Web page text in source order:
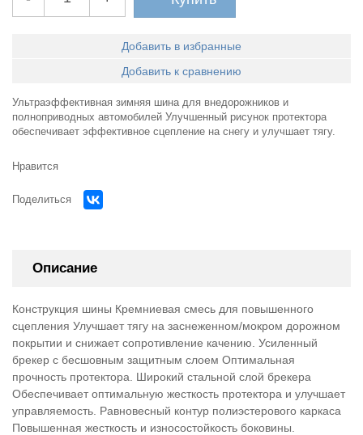
Добавить в избранные
Добавить к сравнению
Ультраэффективная зимняя шина для внедорожников и
полноприводных автомобилей Улучшенный рисунок протектора
обеспечивает эффективное сцепление на снегу и улучшает тягу.
Нравится
Поделиться
Описание
Конструкция шины Кремниевая смесь для повышенного
сцепления Улучшает тягу на заснеженном/мокром дорожном
покрытии и снижает сопротивление качению. Усиленный
брекер с бесшовным защитным слоем Оптимальная
прочность протектора. Широкий стальной слой брекера
Обеспечивает оптимальную жесткость протектора и улучшает
управляемость. Равновесный контур полиэстерового каркаса
Повышенная жесткость и износостойкость боковины.